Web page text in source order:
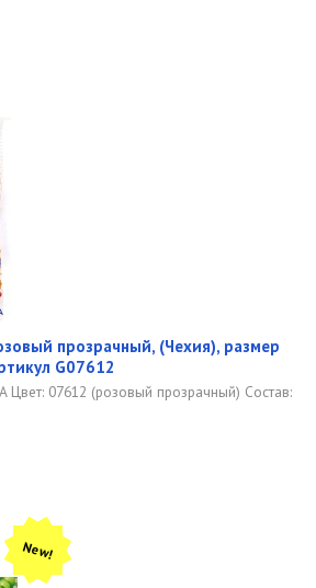
прозрачный, (Чехия), размер
G07612
Цвет: 07612 (розовый прозрачный) Состав:
New!